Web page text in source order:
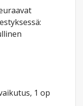
1 op